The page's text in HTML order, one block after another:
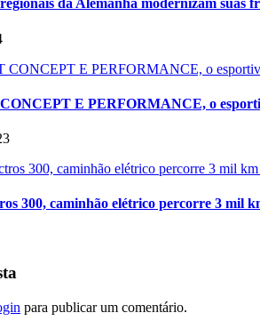
da Alemanha modernizam suas
E PERFORMANCE, o
300, caminhão elétrico percorre 3 mil
para publicar um comentário.